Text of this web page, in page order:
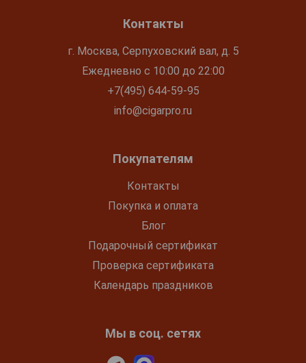
Контакты
г. Москва, Серпуховский вал, д. 5
Ежедневно с 10:00 до 22:00
+7(495) 644-59-95
info@cigarpro.ru
Покупателям
Контакты
Покупка и оплата
Блог
Подарочный сертификат
Проверка сертификата
Календарь праздников
Мы в соц. сетях